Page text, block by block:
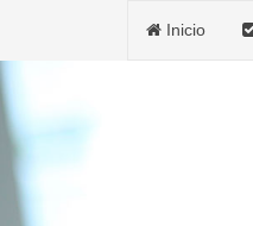
Inicio